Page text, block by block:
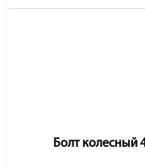
Болт колесный